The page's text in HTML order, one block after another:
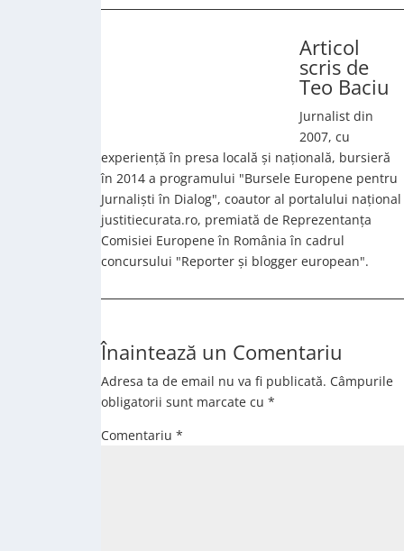
Articol
scris de
Teo Baciu
Jurnalist din
2007, cu
experiență în presa locală și națională, bursieră
în 2014 a programului "Bursele Europene pentru
Jurnaliști în Dialog", coautor al portalului național
justitiecurata.ro, premiată de Reprezentanța
Comisiei Europene în România în cadrul
concursului "Reporter și blogger european".
Înaintează un Comentariu
Adresa ta de email nu va fi publicată. Câmpurile
obligatorii sunt marcate cu *
Comentariu *